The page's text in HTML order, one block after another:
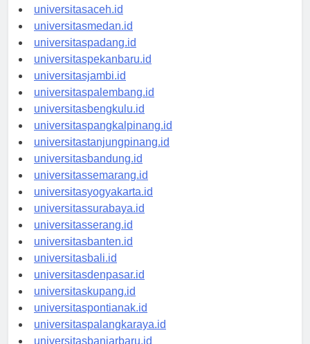
universitasaceh.id
universitasmedan.id
universitaspadang.id
universitaspekanbaru.id
universitasjambi.id
universitaspalembang.id
universitasbengkulu.id
universitaspangkalpinang.id
universitastanjungpinang.id
universitasbandung.id
universitassemarang.id
universitasyogyakarta.id
universitassurabaya.id
universitasserang.id
universitasbanten.id
universitasbali.id
universitasdenpasar.id
universitaskupang.id
universitaspontianak.id
universitaspalangkaraya.id